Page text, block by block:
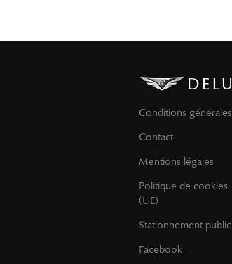
Conditions générales
Contact
Mentions légales
Politique de cookies
(UE)
Stationnement public
Facebook